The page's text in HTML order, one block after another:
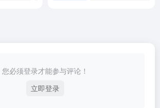
您必须登录才能参与评论！
立即登录